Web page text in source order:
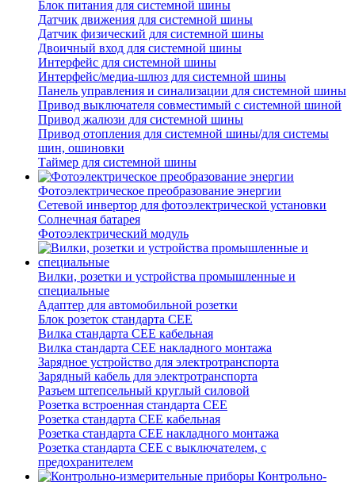
Блок питания для системной шины
Датчик движения для системной шины
Датчик физический для системной шины
Двоичный вход для системной шины
Интерфейс для системной шины
Интерфейс/медиа-шлюз для системной шины
Панель управления и синализации для системной шины
Привод выключателя совместимый с системной шиной
Привод жалюзи для системной шины
Привод отопления для системной шины/для системы
шин, ошиновки
Таймер для системной шины
Фотоэлектрическое преобразование энергии
Сетевой инвертор для фотоэлектрической установки
Солнечная батарея
Фотоэлектрический модуль
Вилки, розетки и устройства промышленные и
специальные
Адаптер для автомобильной розетки
Блок розеток стандарта CEE
Вилка стандарта CEE кабельная
Вилка стандарта CEE накладного монтажа
Зарядное устройство для электротранспорта
Зарядный кабель для электротранспорта
Разъем штепсельный круглый силовой
Розетка встроенная стандарта CEE
Розетка стандарта СЕЕ кабельная
Розетка стандарта СЕЕ накладного монтажа
Розетка стандарта СЕЕ с выключателем, с
предохранителем
Контрольно-